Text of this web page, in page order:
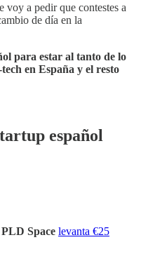
voy a pedir que contestes a
de día en la
para estar al tanto de lo
en España y el resto
español
PLD Space levanta €25